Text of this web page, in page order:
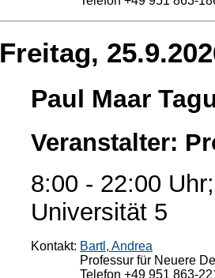
Freitag,
Paul Maar
Veranstalter:
8:00 - 22:00
Universität 5
Kontakt: Bartl, Andrea
Professur für Neuere
Telefon +49 951 863-